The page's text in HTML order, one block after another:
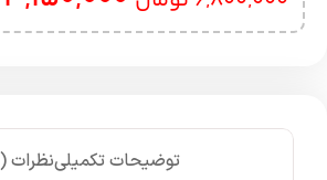
توضیحات تکمیلینظرات (3)